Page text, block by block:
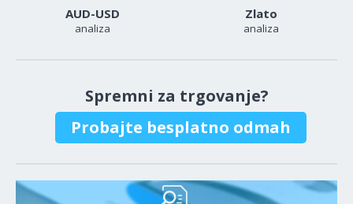
AUD-USD
analiza
Zlato
analiza
Spremni za trgovanje?
Probajte besplatno odmah